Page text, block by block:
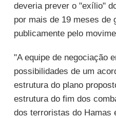
deveria prever o "exílio"
por mais de 19 meses de
publicamente pelo
"A equipe de negociação
possibilidades de um
estrutura do plano
estrutura do fim dos
dos terroristas do Hamas